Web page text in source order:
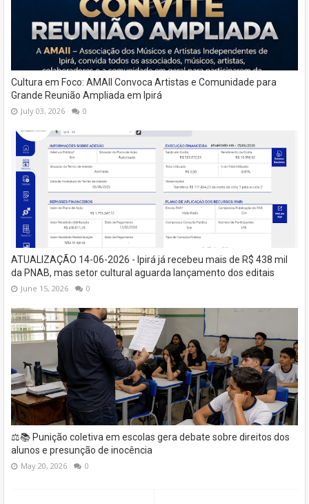
Cultura em Foco: AMAII Convoca Artistas e Comunidade para
Grande Reunião Ampliada em Ipirá
July 03, 2026 0
ATUALIZAÇÃO 14-06-2026 - Ipirá já recebeu mais de R$ 438 mil
da PNAB, mas setor cultural aguarda lançamento dos editais
June 15, 2026 0
⚖️📚 Punição coletiva em escolas gera debate sobre direitos dos
alunos e presunção de inocência
May 20, 2026 0